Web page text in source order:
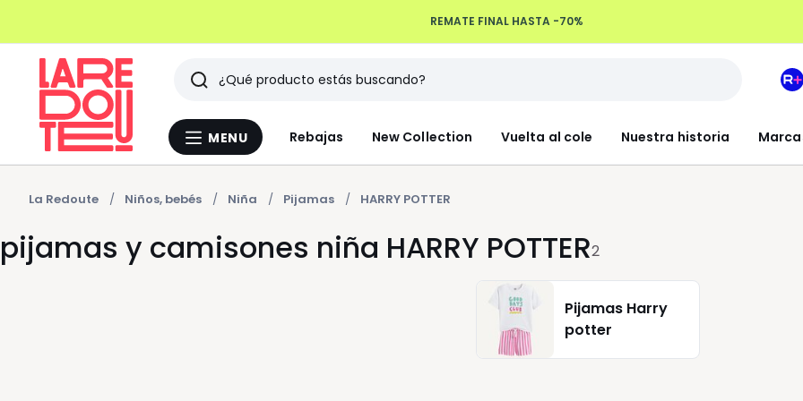
Devoluciones hasta 100 días
Menu
MENU Rebajas New Collection Vuelta al cole Nuestra historia
Buscar
Últimos
artículos
vistos
Mi
La Redoute Niños, bebés Niña Pijamas HARRY POTTER
pijamas y camisones niña HARRY POTTER2
Pijamas Harry
potter